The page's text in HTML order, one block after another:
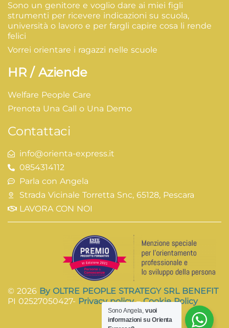
Sono un genitore e voglio dare ai miei figli
strumenti per ricevere indicazioni su scuola,
università o lavoro e per fargli capire cosa li rende
felici
Vorrei orientare i ragazzi nelle scuole
HR / Aziende
Welfare People Care
Prenota Una Call o Una Demo
Contattaci
info@orienta-express.it
0854314112
Parla con Angela
Strada Vicinale Torretta Snc, 65128, Pescara
LAVORA CON NOI
© 2026 By OLTRE PEOPLE STRATEGY SRL BENEFIT
PI 02527050427- Privacy policy–Cookie Policy
Sono Angela,vuoi
informazioni su Orienta